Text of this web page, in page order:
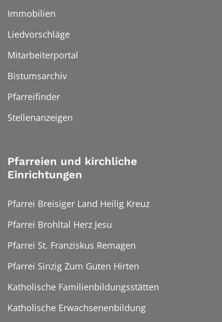
Immobilien
Liedvorschläge
Mitarbeiterportal
Bistumsarchiv
Pfarreifinder
Stellenanzeigen
Pfarreien und kirchliche
Einrichtungen
Pfarrei Breisiger Land Heilig Kreuz
Pfarrei Brohltal Herz Jesu
Pfarrei St. Franziskus Remagen
Pfarrei Sinzig Zum Guten Hirten
Katholische Familienbildungsstätten
Katholische Erwachsenenbildung